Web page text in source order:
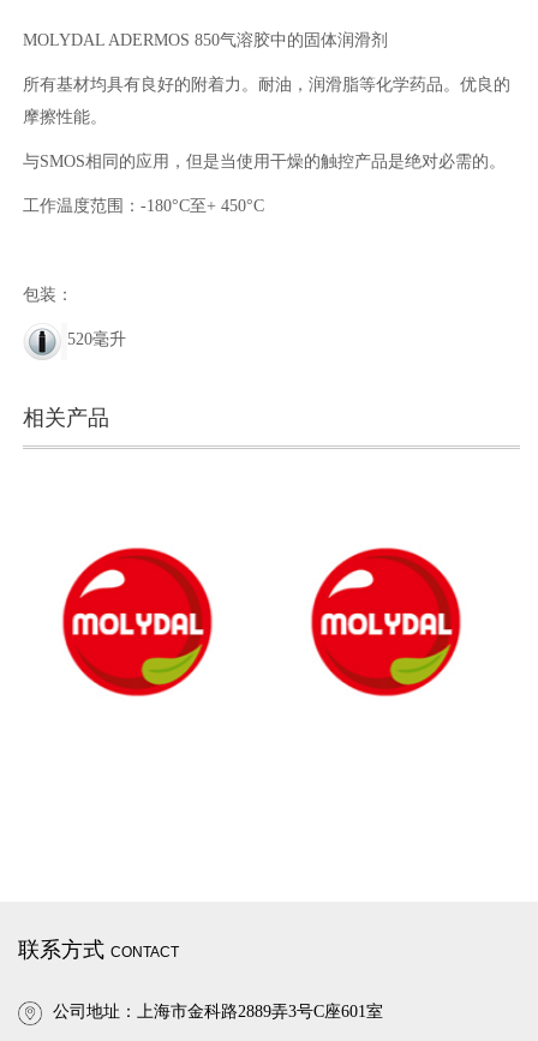
MOLYDAL ADERMOS 850气溶胶中的固体润滑剂
所有基材均具有良好的附着力。耐油，润滑脂等化学药品。优良的
摩擦性能。
与SMOS相同的应用，但是当使用干燥的触控产品是绝对必需的。
工作温度范围：-180°C至+ 450°C
包装：
520毫升
相关产品
联系方式 CONTACT
公司地址：上海市金科路2889弄3号C座601室